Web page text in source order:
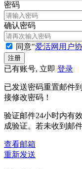
密码
确认密码
同意"爱活网用户
已有账号, 立即 登录
已发送密码重置邮件
接修改密码！
验证邮件24小时内有
成验证。若未收到邮
查看邮箱
重新发送